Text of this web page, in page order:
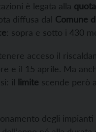
è legata alla
diffusa dal Comune
: sopra e sotto i 430
acceso il
e il 15 aprile. Ma
il limite scende però
degli